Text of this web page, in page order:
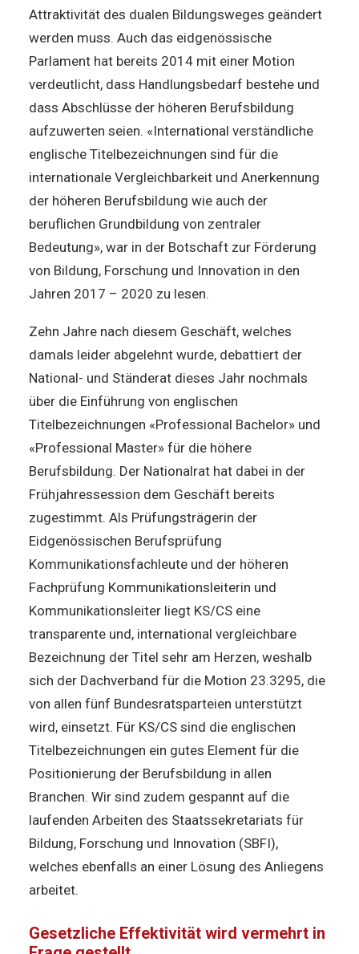
Attraktivität des dualen Bildungsweges geändert
werden muss. Auch das eidgenössische
Parlament hat bereits 2014 mit einer Motion
verdeutlicht, dass Handlungsbedarf bestehe und
dass Abschlüsse der höheren Berufsbildung
aufzuwerten seien. «International verständliche
englische Titelbezeichnungen sind für die
internationale Vergleichbarkeit und Anerkennung
der höheren Berufsbildung wie auch der
beruflichen Grundbildung von zentraler
Bedeutung», war in der Botschaft zur Förderung
von Bildung, Forschung und Innovation in den
Jahren 2017 – 2020 zu lesen.
Zehn Jahre nach diesem Geschäft, welches
damals leider abgelehnt wurde, debattiert der
National- und Ständerat dieses Jahr nochmals
über die Einführung von englischen
Titelbezeichnungen «Professional Bachelor» und
«Professional Master» für die höhere
Berufsbildung. Der Nationalrat hat dabei in der
Frühjahressession dem Geschäft bereits
zugestimmt. Als Prüfungsträgerin der
Eidgenössischen Berufsprüfung
Kommunikationsfachleute und der höheren
Fachprüfung Kommunikationsleiterin und
Kommunikationsleiter liegt KS/CS eine
transparente und, international vergleichbare
Bezeichnung der Titel sehr am Herzen, weshalb
sich der Dachverband für die Motion 23.3295, die
von allen fünf Bundesratsparteien unterstützt
wird, einsetzt. Für KS/CS sind die englischen
Titelbezeichnungen ein gutes Element für die
Positionierung der Berufsbildung in allen
Branchen. Wir sind zudem gespannt auf die
laufenden Arbeiten des Staatssekretariats für
Bildung, Forschung und Innovation (SBFI),
welches ebenfalls an einer Lösung des Anliegens
arbeitet.
Gesetzliche Effektivität wird vermehrt in